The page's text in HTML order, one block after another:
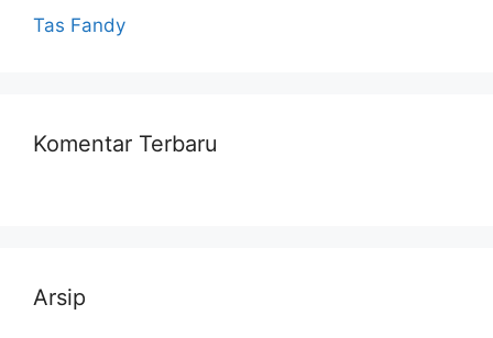
Tas Fandy
Komentar Terbaru
Arsip